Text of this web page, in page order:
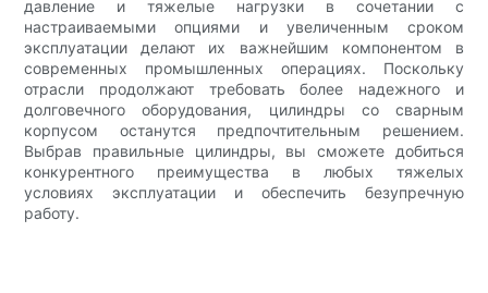
давление и тяжелые нагрузки в сочетании с
настраиваемыми опциями и увеличенным сроком
эксплуатации делают их важнейшим компонентом в
современных промышленных операциях. Поскольку
отрасли продолжают требовать более надежного и
долговечного оборудования, цилиндры со сварным
корпусом останутся предпочтительным решением.
Выбрав правильные цилиндры, вы сможете добиться
конкурентного преимущества в любых тяжелых
условиях эксплуатации и обеспечить безупречную
работу.